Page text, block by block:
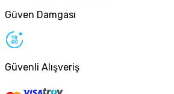
Güven Damgası
Güvenli Alışveriş